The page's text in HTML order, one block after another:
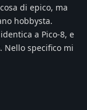
di epico, ma
hobbysta.
a Pico-8, e
Nello specifico mi